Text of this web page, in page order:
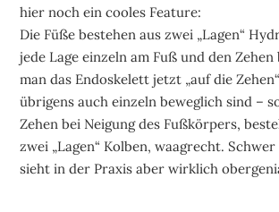
hier noch ein cooles Feature:
Die Füße bestehen aus zwei „Lagen“
jede Lage einzeln am Fuß und den
man das Endoskelett jetzt „auf die
übrigens auch einzeln beweglich sind –
Zehen bei Neigung des Fußkörpers,
zwei „Lagen“ Kolben, waagrecht.
sieht in der Praxis aber wirklich